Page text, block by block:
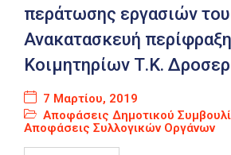
περάτωσης εργασιών
Ανακατασκευή
Κοιμητηρίων Τ.Κ.
7 Μαρτίου, 2019
Αποφάσεις Δημοτικού
Αποφάσεις Συλλογικών Οργάνων